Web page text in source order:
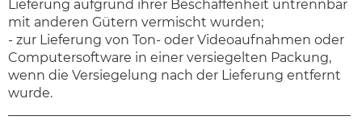
Lieferung aufgrund ihrer Beschaffenheit untrennbar
mit anderen Gütern vermischt wurden;
- zur Lieferung von Ton- oder Videoaufnahmen oder
Computersoftware in einer versiegelten Packung,
wenn die Versiegelung nach der Lieferung entfernt
wurde.